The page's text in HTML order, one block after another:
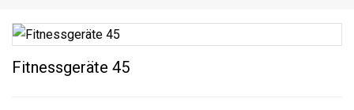
Fitnessgeräte 45